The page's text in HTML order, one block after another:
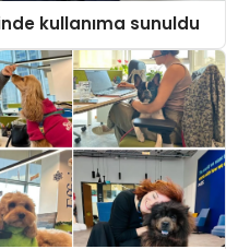
kullanıma sunuldu